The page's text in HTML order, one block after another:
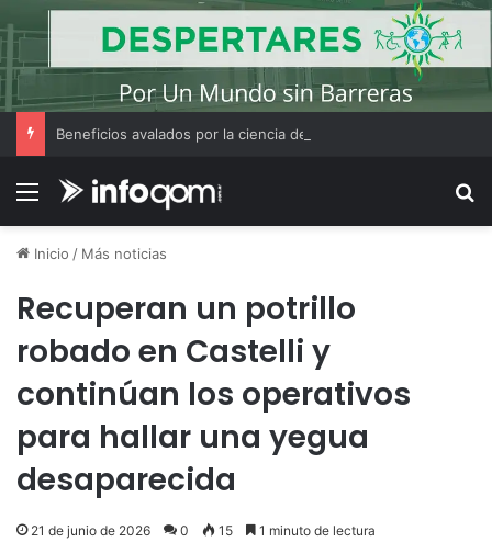
Beneficios avalados por la ciencia de convivir con gatos
Menú
Inicio / Más noticias
Recuperan un potrillo
robado en Castelli y
continúan los operativos
para hallar una yegua
desaparecida
21 de junio de 2026 0 15 1 minuto de lectura